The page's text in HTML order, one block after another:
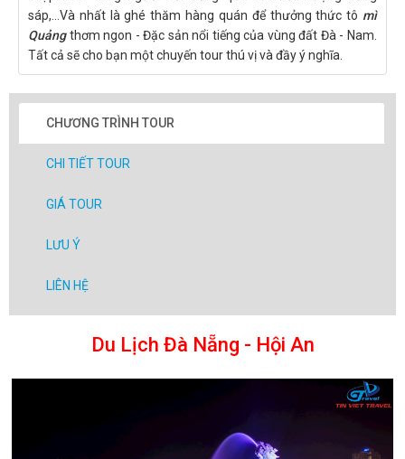
sáp,...Và nhất là ghé thăm hàng quán để thưởng thức tô mì
Quảngthơm ngon - Đặc sản nổi tiếng của vùng đất Đà - Nam.
Tất cả sẽ cho bạn một chuyến tour thú vị và đầy ý nghĩa.
CHƯƠNG TRÌNH TOUR
CHI TIẾT TOUR
GIÁ TOUR
LƯU Ý
LIÊN HỆ
Du Lịch Đà Nẵng - Hội An